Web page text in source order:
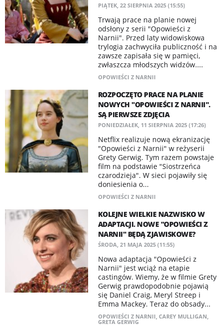
PIĄTEK, 22 SIERPNIA 2025 (15:55)
Trwają prace na planie nowej
odsłony z serii "Opowieści z
Narnii". Przed laty widowiskowa
trylogia zachwyciła publiczność i na
zawsze zapisała się w pamięci,
zwłaszcza młodszych widzów....
OPOWIEŚCI Z NARNII
ROZPOCZĘTO PRACE NA PLANIE
NOWYCH "OPOWIEŚCI Z NARNII".
SĄ PIERWSZE ZDJĘCIA
PONIEDZIAŁEK, 11 SIERPNIA 2025 (17:26)
Netflix realizuje nową ekranizację
"Opowieści z Narnii" w reżyserii
Grety Gerwig. Tym razem powstaje
film na podstawie "Siostrzeńca
czarodzieja". W sieci pojawiły się
doniesienia o...
OPOWIEŚCI Z NARNII
KOLEJNE WIELKIE NAZWISKO W
ADAPTACJI. NOWE "OPOWIEŚCI Z
NARNII" BĘDĄ ZJAWISKOWE?
ŚRODA, 21 MAJA 2025 (11:55)
Nowa adaptacja "Opowieści z
Narnii" jest wciąż na etapie
castingów. Wiemy, że w filmie Grety
Gerwig prawdopodobnie pojawią
się Daniel Craig, Meryl Streep i
Emma Mackey. Teraz do obsady...
OPOWIEŚCI Z NARNII, CAREY MULLIGAN,
GRETA GERWIG